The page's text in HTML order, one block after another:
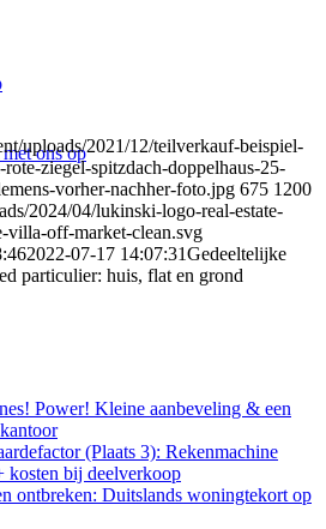
ons op
uploads/2021/12/teilverkauf-beispiel-
ziegel-spitzdach-doppelhaus-25-
vorher-nachher-foto.jpg 675 1200
2024/04/lukinski-logo-real-estate-
villa-off-market-clean.svg
2022-07-17 14:07:31Gedeeltelijke
particulier: huis, flat en grond
Power! Kleine aanbeveling & een
(Plaats 3): Rekenmachine
kosten bij deelverkoop
ontbreken: Duitslands woningtekort op